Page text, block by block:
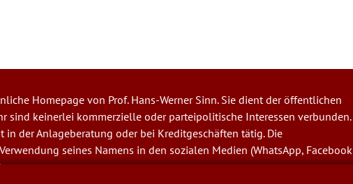
Homepage von Prof. Hans-Werner Sinn. Sie dient der öffentlichen
sind keinerlei kommerzielle oder parteipolitische Interessen verbunden.
in der Anlageberatung oder bei Kreditgeschäften tätig. Die
seines Namens in den sozialen Medien (WhatsApp, Facebook